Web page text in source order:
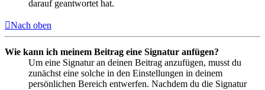
darauf geantwortet hat.
Nach oben
Wie kann ich meinem Beitrag eine Signatur anfügen?
Um eine Signatur an deinen Beitrag anzufügen, musst du
zunächst eine solche in den Einstellungen in deinem
persönlichen Bereich entwerfen. Nachdem du die Signatur